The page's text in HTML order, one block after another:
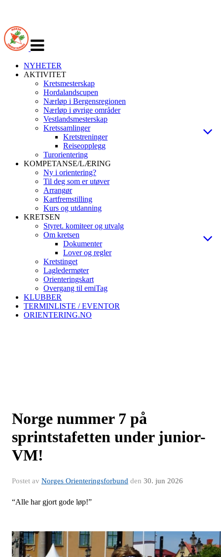
navigasjon
NYHETER
AKTIVITET
Kretsmesterskap
Hordalandscupen
Nærløp i Bergensregionen
Nærløp i øvrige områder
Vestlandsmesterskap
Kretssamlinger
Kretstreninger
Reiseopplegg
Turorientering
KOMPETANSE/LÆRING
Ny i orientering?
Til deg som er utøver
Arrangør
Kartfremstilling
Kurs og utdanning
KRETSEN
Styret. komiteer og utvalg
Om kretsen
Dokumenter
Lover og regler
Kretstinget
Lagledermøter
Orienteringskart
Overgang til emiTag
KLUBBER
TERMINLISTE / EVENTOR
ORIENTERING.NO
Norge nummer 7 på
sprintstafetten under junior-
VM!
Postet av Norges Orienteringsforbund den 30. jun 2026
“Alle har gjort gode løp!”